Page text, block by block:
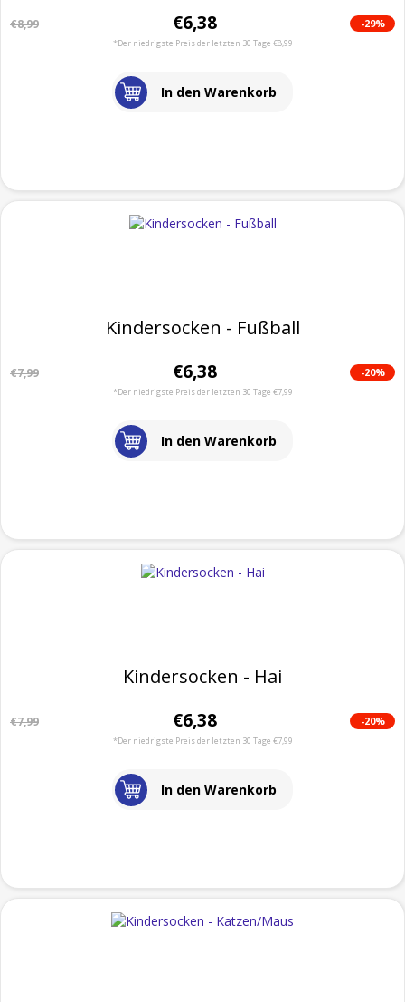
€8,99 €6,38 -29%
*Der niedrigste Preis der letzten 30 Tage €8,99
In den Warenkorb
Kindersocken - Fußball
€7,99 €6,38 -20%
*Der niedrigste Preis der letzten 30 Tage €7,99
In den Warenkorb
Kindersocken - Hai
€7,99 €6,38 -20%
*Der niedrigste Preis der letzten 30 Tage €7,99
In den Warenkorb